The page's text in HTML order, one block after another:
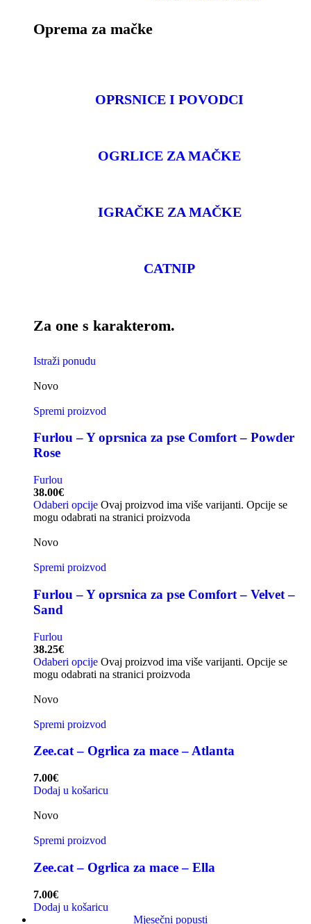
Oprema za mačke
OPRSNICE I POVODCI
OGRLICE ZA MAČKE
IGRAČKE ZA MAČKE
CATNIP
Za one s karakterom.
Istraži ponudu
Novo
Spremi proizvod
Furlou – Y oprsnica za pse Comfort – Powder
Rose
Furlou
38.00€
Odaberi opcije Ovaj proizvod ima više varijanti. Opcije se
mogu odabrati na stranici proizvoda
Novo
Spremi proizvod
Furlou – Y oprsnica za pse Comfort – Velvet –
Sand
Furlou
38.25€
Odaberi opcije Ovaj proizvod ima više varijanti. Opcije se
mogu odabrati na stranici proizvoda
Novo
Spremi proizvod
Zee.cat – Ogrlica za mace – Atlanta
7.00€
Dodaj u košaricu
Novo
Spremi proizvod
Zee.cat – Ogrlica za mace – Ella
7.00€
Dodaj u košaricu
Mjesečni popusti